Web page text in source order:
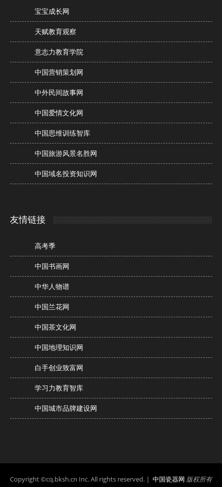
宝宝成长网
天赋教育观察
意志力教育学院
中国营销策划网
中外民间故事网
中国爱情文化网
中国思维训练智库
中国旅游风景名胜网
中国域名投资知识网
友情链接
高考季
中国书画网
中华人物谱
中国兰花网
中国茶文化网
中国地理知识网
白手创业致富网
学习力教育智库
中国城市品牌建设网
Copyright ©cq.bksh.cn Inc. All rights reserved. | 中国瓷器网 版权所有